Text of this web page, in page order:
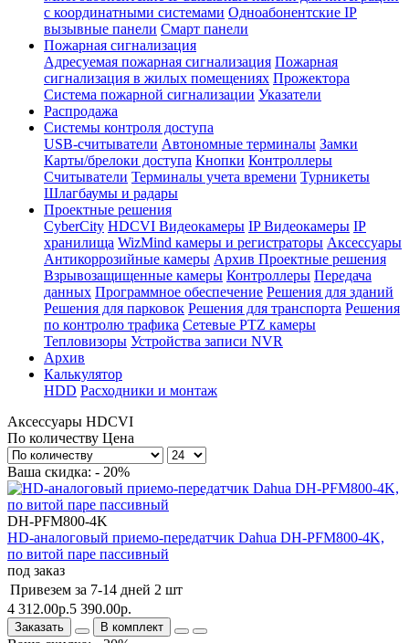
с координатными системами Одноабонентские IP
вызывные панели Смарт панели
Пожарная сигнализация
Адресуемая пожарная сигнализация Пожарная
сигнализация в жилых помещениях Прожектора
Система пожарной сигнализации Указатели
Распродажа
Системы контроля доступа
USB-считыватели Автономные терминалы Замки
Карты/брелоки доступа Кнопки Контроллеры
Считыватели Терминалы учета времени Турникеты
Шлагбаумы и радары
Проектные решения
CyberCity HDCVI Видеокамеры IP Видеокамеры IP
хранилища WizMind камеры и регистраторы Аксессуары
Антикоррозийные камеры Архив Проектные решения
Взрывозащищенные камеры Контроллеры Передача
данных Программное обеспечение Решения для зданий
Решения для парковок Решения для транспорта Решения
по контролю трафика Сетевые PTZ камеры
Тепловизоры Устройства записи NVR
Архив
Калькулятор
HDD Расходники и монтаж
Аксессуары HDCVI
По количеству Цена
Ваша скидка: - 20%
DH-PFM800-4K
HD-аналоговый приемо-передатчик Dahua DH-PFM800-4K,
по витой паре пассивный
под заказ
Привезем за 7-14 дней 2 шт
4 312.00р.5 390.00р.
Заказать В комплект